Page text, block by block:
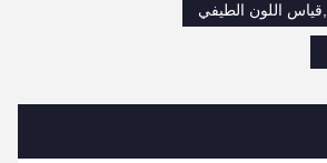
اللون الطيفي